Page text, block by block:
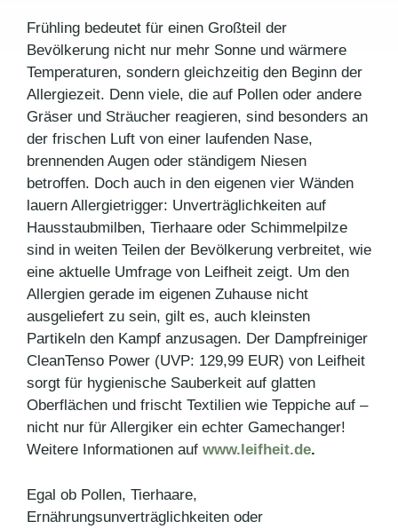
Frühling bedeutet für einen Großteil der
Bevölkerung nicht nur mehr Sonne und wärmere
Temperaturen, sondern gleichzeitig den Beginn der
Allergiezeit. Denn viele, die auf Pollen oder andere
Gräser und Sträucher reagieren, sind besonders an
der frischen Luft von einer laufenden Nase,
brennenden Augen oder ständigem Niesen
betroffen. Doch auch in den eigenen vier Wänden
lauern Allergietrigger: Unverträglichkeiten auf
Hausstaubmilben, Tierhaare oder Schimmelpilze
sind in weiten Teilen der Bevölkerung verbreitet, wie
eine aktuelle Umfrage von Leifheit zeigt. Um den
Allergien gerade im eigenen Zuhause nicht
ausgeliefert zu sein, gilt es, auch kleinsten
Partikeln den Kampf anzusagen. Der Dampfreiniger
CleanTenso Power (UVP: 129,99 EUR) von Leifheit
sorgt für hygienische Sauberkeit auf glatten
Oberflächen und frischt Textilien wie Teppiche auf –
nicht nur für Allergiker ein echter Gamechanger!
Weitere Informationen auf www.leifheit.de.
Egal ob Pollen, Tierhaare,
Ernährungsunverträglichkeiten oder